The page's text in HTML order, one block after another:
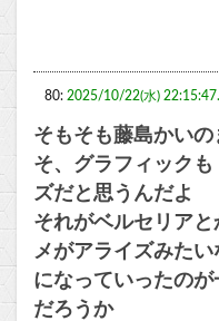
80: 2025/10/22(水)
そもそも藤島かい
そ、グラフィック
ズだと思うんだよ
それがベルセリア
メがアライズみた
になっていったの
だろうか